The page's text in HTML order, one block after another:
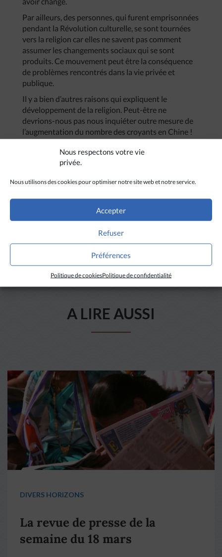
Nous respectons votre vie
privée.
Nous utilisons des cookies pour optimiser notre site web et notre service.
Accepter
Refuser
Préférences
Politique de cookiesPolitique de confidentialité
Par ailleurs, des personnes, qui furent emprisonnées
pendant la Révolution culturelle, se sont tournées
vers la religion car elles ne savent pas comment
assumer les changements sociaux qui se sont
produits. Ce mouvement peut être la conséquence
de problèmes rencontrés dans la vie privée et
publique.
Il y a bien d’autres raisons qui expliquent le
développement de la religion. Peut-être ne
devrions-nous pas nous inquiéter outre mesure de
l’augmentation du nombre des croyants en Chine !
A LIRE AUSSI
DIVERS HORIZONS
La revue de presse de la
semaine du 18 mars